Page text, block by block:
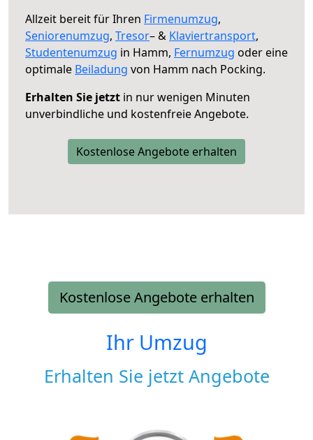
Allzeit bereit für Ihren Firmenumzug,
Seniorenumzug, Tresor– & Klaviertransport,
Studentenumzug in Hamm, Fernumzug oder eine
optimale Beiladung von Hamm nach Pocking.
Erhalten Sie jetzt in nur wenigen Minuten
unverbindliche und kostenfreie Angebote.
Kostenlose Angebote erhalten
Kostenlose Angebote erhalten
Ihr Umzug
Erhalten Sie jetzt Angebote